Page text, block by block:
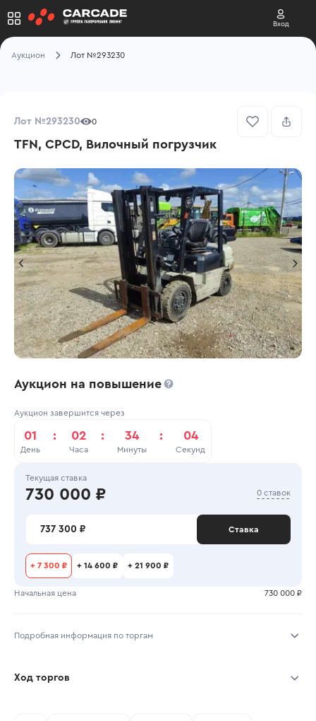
Вход
Аукцион Лот №293230
Лот №293230 0
TFN, CPCD, Вилочный погрузчик
Аукцион на повышение
Аукцион завершится через
01
День
: 02
Часа
: 34
Минуты
: 04
Секунд
Текущая ставка
730 000 ₽ 0 ставок
737 300 ₽ Ставка
+ 7 300 ₽ + 14 600 ₽ + 21 900 ₽
Начальная цена 730 000 ₽
Подробная информация по торгам
Ход торгов